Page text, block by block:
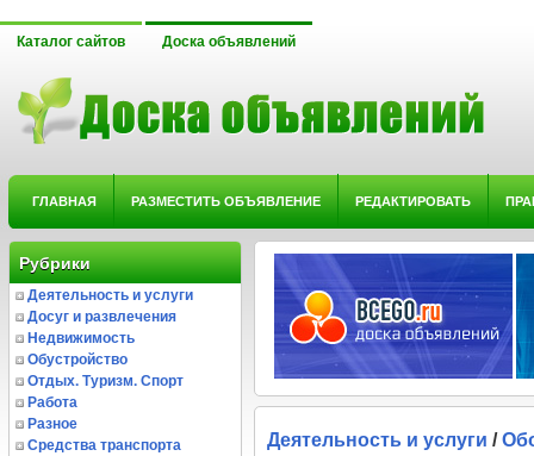
Каталог сайтов Доска объявлений
ГЛАВНАЯ РАЗМЕСТИТЬ ОБЪЯВЛЕНИЕ РЕДАКТИРОВАТЬ
Рубрики
Деятельность и услуги
Досуг и развлечения
Недвижимость
Обустройство
Отдых. Туризм. Спорт
Работа
Разное
Средства транспорта
Деятельность и услуги /